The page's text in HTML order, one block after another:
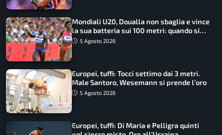
Mondiali U20, Doualla non sbaglia e vince
la sua batteria sui 100 metri: quando si
disputano le finali
5 Agosto 2026
Europei, tuffi: Tocci settimo dai 3 metri.
Male Santoro, Wesemann si prende l’oro
5 Agosto 2026
Europei, tuffi: Di Maria e Pelligra quinti